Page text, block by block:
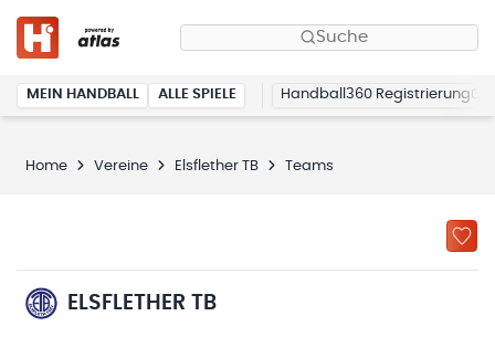
Suche
MEIN HANDBALL ALLE SPIELE Handball360 Registrierung
Home Vereine Elsflether TB Teams
ELSFLETHER TB